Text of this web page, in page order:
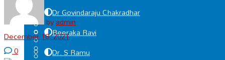
Dr Govindaraju Chakradhar
Beeraka Ravi
Dr. S Ramu
byadmin
December 18, 2021
0